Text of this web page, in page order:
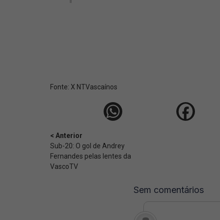
Fonte: X NTVascaínos
< Anterior
Sub-20: O gol de Andrey
Fernandes pelas lentes da
VascoTV